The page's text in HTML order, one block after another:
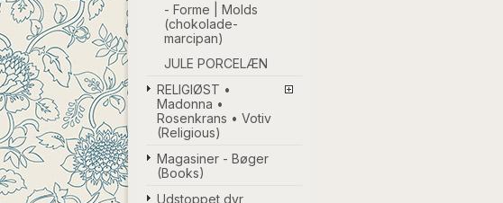
- Forme | Molds
(chokolade-
marcipan)
JULE PORCELÆN
RELIGIØST •
Madonna •
Rosenkrans • Votiv
(Religious)
Magasiner - Bøger
(Books)
Udstoppet dyr